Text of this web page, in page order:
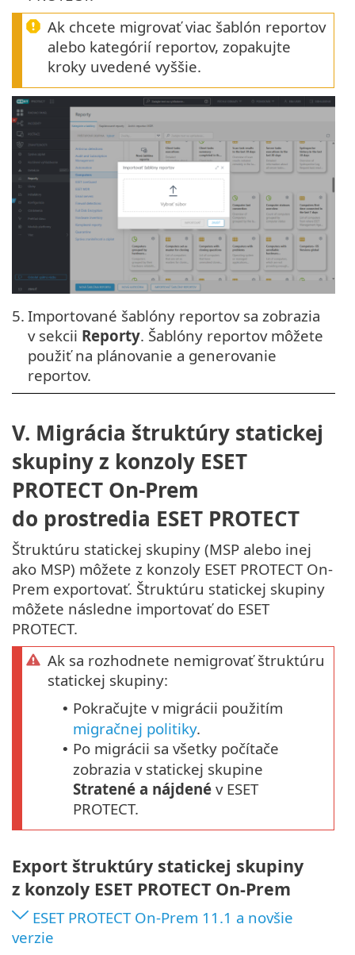
Ak chcete migrovať viac šablón reportov
alebo kategórií reportov, zopakujte
kroky uvedené vyššie.
5. Importované šablóny reportov sa zobrazia
v sekcii Reporty. Šablóny reportov môžete
použiť na plánovanie a generovanie
reportov.
V. Migrácia štruktúry statickej
skupiny z konzoly ESET
PROTECT On-Prem
do prostredia ESET PROTECT
Štruktúru statickej skupiny (MSP alebo inej
ako MSP) môžete z konzoly ESET PROTECT On-
Prem exportovať. Štruktúru statickej skupiny
môžete následne importovať do ESET
PROTECT.
Ak sa rozhodnete nemigrovať štruktúru
statickej skupiny:
• Pokračujte v migrácii použitím
migračnej politiky.
• Po migrácii sa všetky počítače
zobrazia v statickej skupine
Stratené a nájdené v ESET
PROTECT.
Export štruktúry statickej skupiny
z konzoly ESET PROTECT On-Prem
ESET PROTECT On‑Prem 11.1 a novšie
verzie